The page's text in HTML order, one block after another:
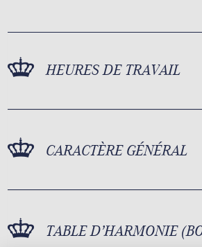
HEURES DE TRAVAIL
CARACTÈRE GÉNÉRAL
TABLE D’HARMONIE